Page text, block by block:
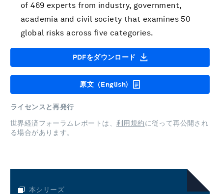
of 469 experts from industry, government,
academia and civil society that examines 50
global risks across five categories.
PDFをダウンロード
原文（English)
ライセンスと再発行
世界経済フォーラムレポートは、 利用規約に従って再公開され
る場合があります。
本シリーズ